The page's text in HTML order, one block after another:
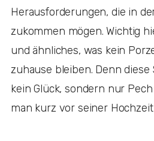
Herausforderungen, die in
zukommen mögen. Wichtig
und ähnliches, was kein
zuhause bleiben. Denn
kein Glück, sondern nur
man kurz vor seiner